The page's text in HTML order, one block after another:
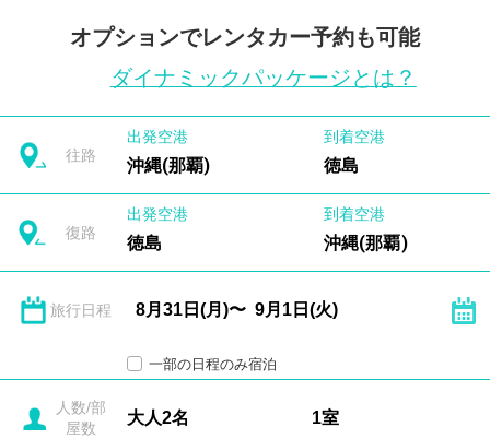
オプションでレンタカー予約も可能
ダイナミックパッケージとは？
往路
出発空港
沖縄(那覇)
到着空港
徳島
復路
出発空港
徳島
到着空港
沖縄(那覇)
旅行日程
一部の日程のみ宿泊
人数/部
屋数